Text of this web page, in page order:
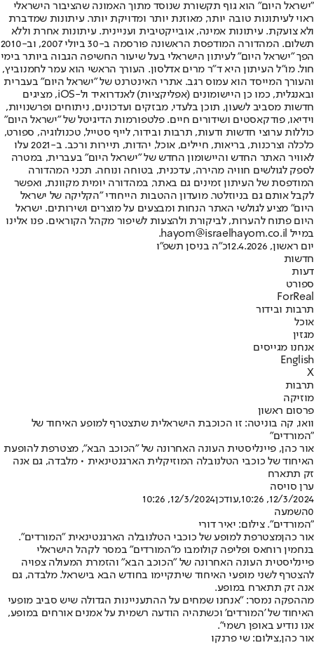
"ישראל היום" הוא גוף תקשורת שנוסד מתוך האמונה שהציבור הישראלי
ראוי לעיתונות טובה יותר, מאוזנת יותר ומדויקת יותר. עיתונות שמדברת
ולא צועקת. עיתונות אמינה, אובייקטיבית ועניינית. עיתונות אחרת וללא
תשלום. המהדורה המודפסת הראשונה פורסמה ב-30 ביולי 2007, וב-2010
הפך "ישראל היום" לעיתון הישראלי בעל שיעור החשיפה הגבוה ביותר בימי
חול. מו"ל העיתון היא ד"ר מרים אדלסון. העורך הראשי הוא עמר לחמנוביץ,
והעורך המייסד הוא עמוס רגב. אתרי האינטרנט של "ישראל היום" בעברית
ובאנגלית, כמו כן היישומונים (אפליקציות) לאנדרואיד ול-iOS, מציגים
חדשות מסביב לשעון, תוכן בלעדי, מבזקים ועדכונים, ניתוחים ופרשנויות,
וידיאו, פודקאסטים ושידורים חיים. פלטפורמות הדיגיטל של "ישראל היום"
כוללות ערוצי חדשות ודעות, תרבות ובידור, לייף סטייל, טכנולוגיה, ספורט,
כלכלה וצרכנות, בריאות, חיילים, אוכל, יהדות, תיירות ורכב. ב-2021 עלו
לאוויר האתר החדש והיישומון החדש של "ישראל היום" בעברית, במטרה
לספק לגולשים חוויה מהירה, עדכנית, בטוחה ונוחה. תכני המהדורה
המודפסת של העיתון זמינים גם באתר, במהדורה יומית מקוונת, ואפשר
לקבל אותם גם בניוזלטר. מועדון ההטבות הייחודי "הקליקה של ישראל
היום" מציע לגולשי האתר הנחות ומבצעים על מוצרים ושירותים. ישראל
היום פתוח להערות, לביקורת ולהצעות לשיפור מקהל הקוראים. פנו אלינו
במייל hayom@israelhayom.co.il.
יום ראשון, 12.4.2026
כ"ה בניסן תשפ"ו
חדשות
דעות
ספורט
ForReal
תרבות ובידור
אוכל
מגזין
אנחנו מגייסים
English
X
תרבות
מוזיקה
פרסום ראשון
וואו, קה בוניטה: זו הכוכבת הישראלית שתצטרף למופע האיחוד של
"המורדים"
אור כהן, פיינליסטית העונה האחרונה של "הכוכב הבא", מצטרפת להופעת
האיחוד של כוכבי הטלנובלה המוזיקלית הארגנטינאית • מלבדה, גם אנה
זק תתארח
ערן סויסה
12/3/2024, 10:26
,עודכן12/3/2024, 10:26
0השמעה
"המורדים". צילום: יאיר דורי
אור כהןמצטרפת למופע של כוכבי הטלנובלה הארגנטינאית "המורדים".
בנחמין רוחאס ופליפה קולומבו מ"המורדים" במסר לקהל הישראלי
פיינליסטית העונה האחרונה של "הכוכב הבא" והזמרת המעולה צפויה
להצטרף לשני מופעי האיחוד שיתקיימו בחודש הבא בישראל. מלבדה, גם
אנה זק תתארח במופע.
מההפקה נמסר: "אנחנו שמחים על ההתעניינות הגדולה שיש סביב מופעי
האיחוד של 'המורדים' וכשתהיה הודעה רשמית על אמנים אורחים במופע,
אנו נודיע באופן רשמי".
אור כהן,צילום: שי פרנקו